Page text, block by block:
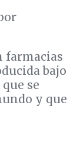
farmacias
bajo
se
y que